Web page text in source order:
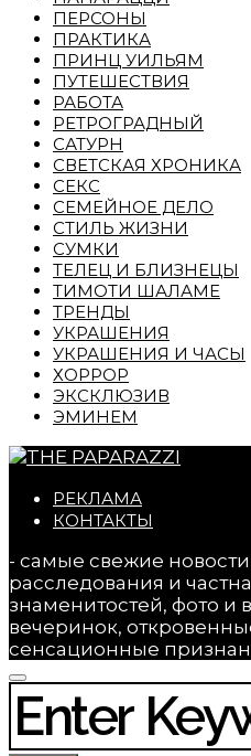
ПЕРСОНЫ
ПРАКТИКА
ПРИНЦ УИЛЬЯМ
ПУТЕШЕСТВИЯ
РАБОТА
РЕТРОГРАДНЫЙ
САТУРН
СВЕТСКАЯ ХРОНИКА
СЕКС
СЕМЕЙНОЕ ДЕЛО
СТИЛЬ ЖИЗНИ
СУМКИ
ТЕЛЕЦ И БЛИЗНЕЦЫ
ТИМОТИ ШАЛАМЕ
ТРЕНДЫ
УКРАШЕНИЯ
УКРАШЕНИЯ И ЧАСЫ
ХОРРОР
ЭКСКЛЮЗИВ
ЭМИНЕМ
РЕКЛАМА
КОНТАКТЫ
- самые свежие
расследования и
знаменитостей, фото и
вечеринок,
сенсационные
SEARCH FOR: